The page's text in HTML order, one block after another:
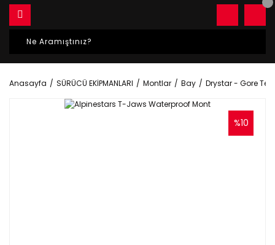
Anasayfa SÜRÜCÜ EKİPMANLARI Montlar Bay Drystar - Gore Tex
%10